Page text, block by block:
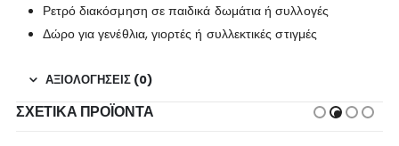
Ρετρό διακόσμηση σε παιδικά δωμάτια ή συλλογές
Δώρο για γενέθλια, γιορτές ή συλλεκτικές στιγμές
ΑΞΙΟΛΟΓΉΣΕΙΣ (0)
ΣΧΕΤΙΚΆ ΠΡΟΪΌΝΤΑ